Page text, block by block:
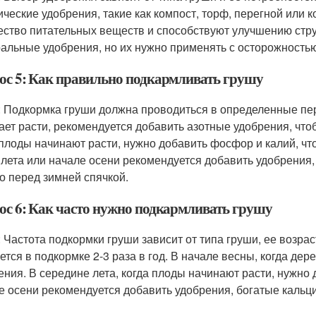
удобрения, такие как компост, торф, перегной
питательных веществ и способствуют улучшению
удобрения, но их нужно применять с
5: Как правильно подкармливать грушу
Подкормка груши должна проводиться в определенные
расти, рекомендуется добавить азотные удобрения,
начинают расти, нужно добавить фосфор и калий,
или начале осени рекомендуется добавить
перед зимней спячкой.
6: Как часто нужно подкармливать грушу
Частота подкормки груши зависит от типа груши, ее
в подкормке 2-3 раза в год. В начале весны, когда
В середине лета, когда плоды начинают расти,
осени рекомендуется добавить удобрения, богатые